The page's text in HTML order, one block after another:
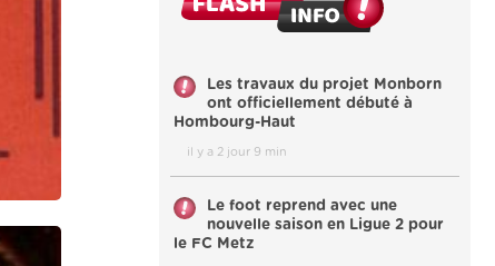
Les travaux du projet Monborn
ont officiellement débuté à
Hombourg-Haut
il y a 2 jour 9 min
Le foot reprend avec une
nouvelle saison en Ligue 2 pour
le FC Metz